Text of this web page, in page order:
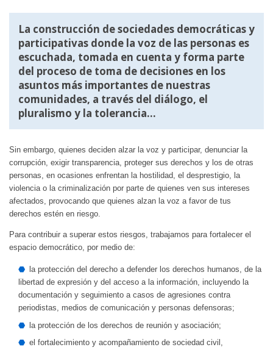
La construcción de sociedades democráticas y
participativas donde la voz de las personas es
escuchada, tomada en cuenta y forma parte
del proceso de toma de decisiones en los
asuntos más importantes de nuestras
comunidades, a través del diálogo, el
pluralismo y la tolerancia…
Sin embargo, quienes deciden alzar la voz y participar, denunciar la
corrupción, exigir transparencia, proteger sus derechos y los de otras
personas, en ocasiones enfrentan la hostilidad, el desprestigio, la
violencia o la criminalización por parte de quienes ven sus intereses
afectados, provocando que quienes alzan la voz a favor de tus
derechos estén en riesgo.
Para contribuir a superar estos riesgos, trabajamos para fortalecer el
espacio democrático, por medio de:
la protección del derecho a defender los derechos humanos, de la
libertad de expresión y del acceso a la información, incluyendo la
documentación y seguimiento a casos de agresiones contra
periodistas, medios de comunicación y personas defensoras;
la protección de los derechos de reunión y asociación;
el fortalecimiento y acompañamiento de sociedad civil,